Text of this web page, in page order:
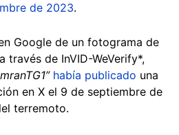
de 2023.
Google de un fotograma de
través de InVID-WeVerify*,
había publicado una
en X el 9 de septiembre de
terremoto.